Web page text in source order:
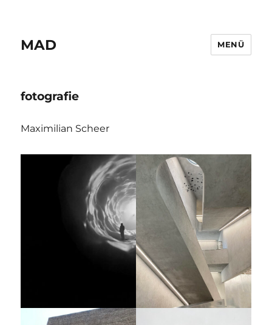
MAD MENÜ
fotografie
Maximilian Scheer